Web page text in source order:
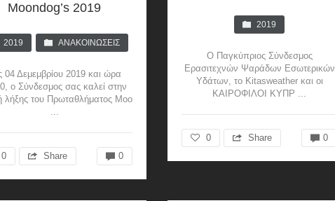
Moondog’s 2019
2019 ΑΝΑΚΟΙΝΏΣΕΙΣ
04 Δεμεμβρίου 2019 και ώρα
ο Σύνδεσμος σας καλεί στην
λήξης του Πρωταθλήματος Moo
...
0 Share 0
2019
O Παγκύπριος Σύνδεσμος
Ερασιτεχνών Ψαράδων Εσωτερικών
Υδάτων, το Kitasweather και οι
ΚΑΙΡΟΦΙΛΟΙ ΚΥΠΡ ...
0 Share 0